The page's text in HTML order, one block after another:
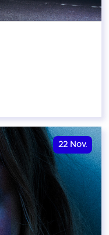
22 Nov.